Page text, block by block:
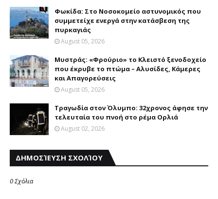
Φωκίδα: Στο Νοσοκομείο αστυνομικός που
συμμετείχε ενεργά στην κατάσβεση της
πυρκαγιάς
August 05, 2026
Mυστράς: «Φρούριο» το Kλειστό ξενοδοχείο
που έκρυβε το πτώμα – Aλυσίδες, Kάμερες
και Aπαγορεύσεις
August 05, 2026
Τραγωδία στον Όλυμπο: 32χρονος άφησε την
τελευταία του πνοή στο ρέμα Ορλιά
August 02, 2026
ΔΗΜΟΣΊΕΥΣΗ ΣΧΟΛΊΟΥ
0 Σχόλια